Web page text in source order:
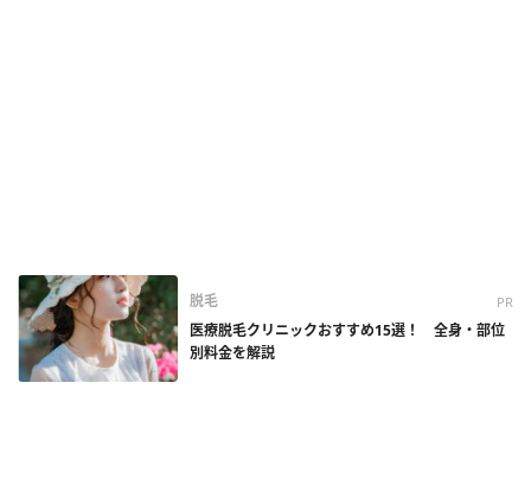
脱毛 PR
医療脱毛クリニックおすすめ15選！ 全身・部位
別料金を解説